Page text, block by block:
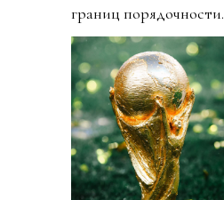
границ порядочности.